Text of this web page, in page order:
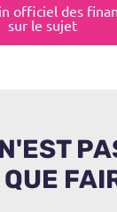
officiel des
sur le sujet